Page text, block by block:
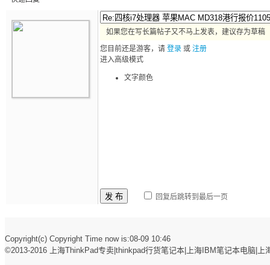
如果您在写长篇帖子又不马上发表，建议存为草稿
您目前还是游客，请 登录 或 注册
进入高级模式
文字颜色
发 布 回复后跳转到最后一页
Copyright(c) Copyright Time now is:08-09 10:46
©2013-2016
上海ThinkPad专卖|thinkpad行货笔记本|上海IBM笔记本电脑|上